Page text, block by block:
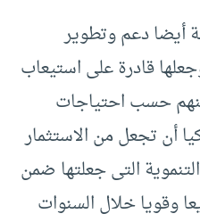
أيضا دعم وتطوير
قادرة على استيعاب
حسب احتياجات
أن تجعل من الاستثمار
التى جعلتها ضمن
وقويا خلال السنوات